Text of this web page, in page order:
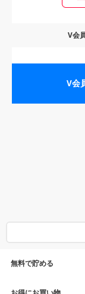
V会
V会
無料で貯める